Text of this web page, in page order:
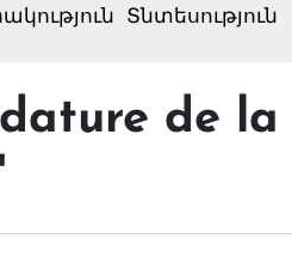
Տնտեսություն
de la